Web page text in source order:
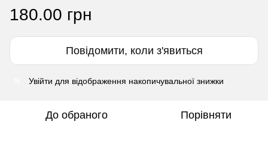
180.00 грн
Повідомити, коли з'явиться
Увійти для відображення накопичувальної знижки
До обраного Порівняти